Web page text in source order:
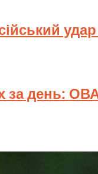
за день: